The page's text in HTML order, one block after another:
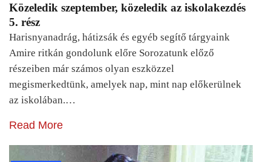
Közeledik szeptember, közeledik az iskolakezdés
5. rész
Harisnyanadrág, hátizsák és egyéb segítő tárgyaink
Amire ritkán gondolunk előre Sorozatunk előző
részeiben már számos olyan eszközzel
megismerkedtünk, amelyek nap, mint nap előkerülnek
az iskolában.…
Read More